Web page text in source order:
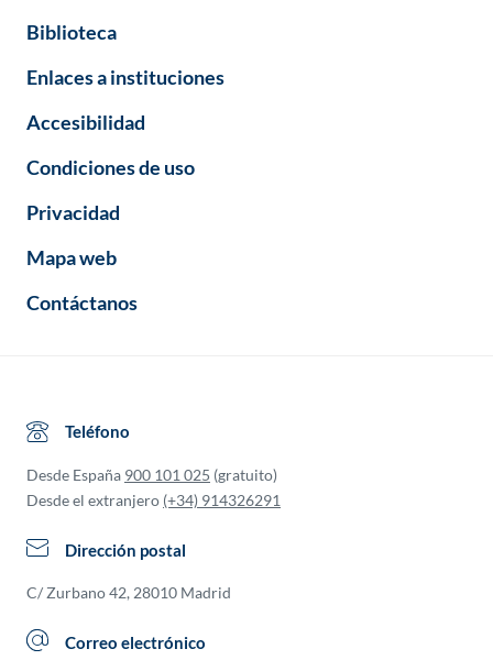
Biblioteca
Enlaces a instituciones
Accesibilidad
Condiciones de uso
Privacidad
Mapa web
Contáctanos
Teléfono
Desde España 900 101 025 (gratuito)
Desde el extranjero (+34) 914326291
Dirección postal
C/ Zurbano 42, 28010 Madrid
Correo electrónico